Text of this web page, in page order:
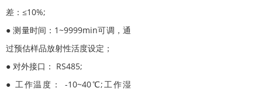
差：≤10%;
● 测量时间：1~9999min可调，通
过预估样品放射性活度设定；
● 对外接口： RS485;
● 工作温度： -10~40℃;工作湿